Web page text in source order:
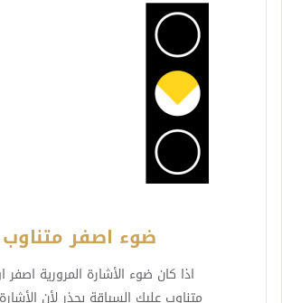
ضوء اصفر متناوب
اذا كان ضوء الأشارة المرورية اصفر
متناوب عليك السياقة بحذر لأن